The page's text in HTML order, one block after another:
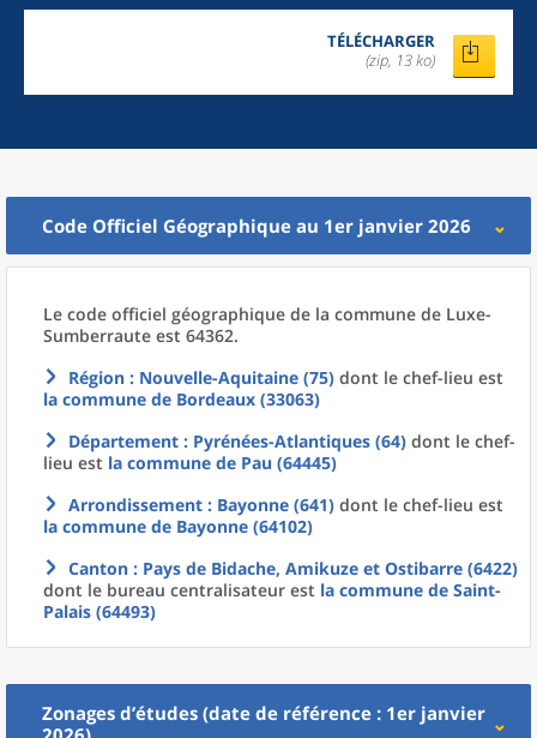
TÉLÉCHARGER
(zip, 13 ko)
Code Officiel Géographique au 1er janvier 2026
Le code officiel géographique de la commune de Luxe-
Sumberraute est 64362.
Région : Nouvelle-Aquitaine (75) dont le chef-lieu est
la commune de Bordeaux (33063)
Département : Pyrénées-Atlantiques (64) dont le chef-
lieu est la commune de Pau (64445)
Arrondissement : Bayonne (641) dont le chef-lieu est
la commune de Bayonne (64102)
Canton : Pays de Bidache, Amikuze et Ostibarre (6422)
dont le bureau centralisateur est la commune de Saint-
Palais (64493)
Zonages d’études (date de référence : 1er janvier